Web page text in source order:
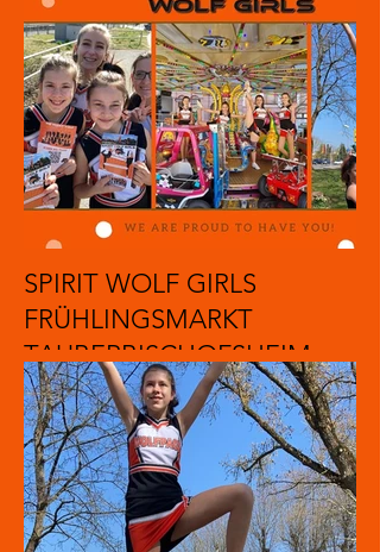
SPIRIT WOLF GIRLS
FRÜHLINGSMARKT
TAUBERBISCHOFSHEIM
2022